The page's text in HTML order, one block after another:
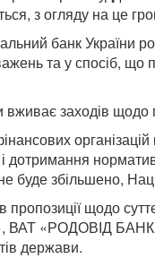
з огляду на це
банк України
та у спосіб,
вживає заходів
дотримання
буде збільшено,
щодо
ВАТ «РОДОВІД
держави.